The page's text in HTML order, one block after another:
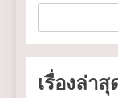
เรื่องล่าสุ